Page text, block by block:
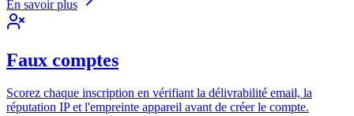
En savoir plus
Faux comptes
Scorez chaque inscription en vérifiant la délivrabilité email, la
réputation IP et l'empreinte appareil avant de créer le compte.